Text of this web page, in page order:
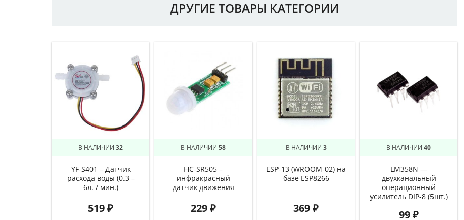
ДРУГИЕ ТОВАРЫ КАТЕГОРИИ
В НАЛИЧИИ 32
YF-S401 – Датчик
расхода воды (0.3 –
6л. / мин.)
519₽
В НАЛИЧИИ 58
HC-SR505 –
инфракрасный
датчик движения
229₽
В НАЛИЧИИ 3
ESP-13 (WROOM-02) на
базе ESP8266
369₽
В НАЛИЧИИ 40
LM358N —
двухканальный
операционный
усилитель DIP-8 (5шт.)
99₽